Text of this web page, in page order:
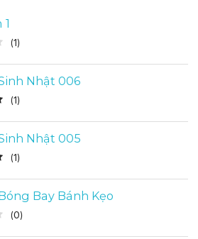
(1)
Nhật 006
(1)
Nhật 005
(1)
Bay Bánh Kẹo
(0)